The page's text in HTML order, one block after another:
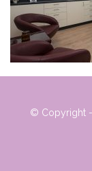
© Copyright -